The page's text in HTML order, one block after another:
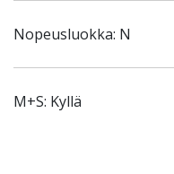
Nopeusluokka: N
M+S: Kyllä